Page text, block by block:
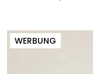
WERBUNG